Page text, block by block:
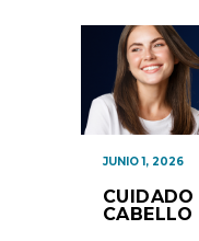
JUNIO 1, 2026
CUIDADO
CABELLO